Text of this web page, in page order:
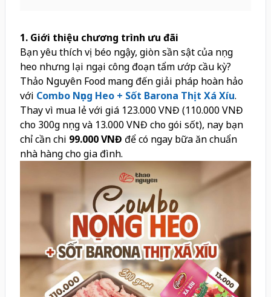
1. Giới thiệu chương trình ưu đãi
Bạn yêu thích vị béo ngậy, giòn sần sật của nọng
heo nhưng lại ngại công đoạn tẩm ướp cầu kỳ?
Thảo Nguyên Food mang đến giải pháp hoàn hảo
với Combo Nọng Heo + Sốt Barona Thịt Xá Xíu.
Thay vì mua lẻ với giá 123.000 VNĐ (110.000 VNĐ
cho 300g nọng và 13.000 VNĐ cho gói sốt), nay bạn
chỉ cần chi 99.000 VNĐ để có ngay bữa ăn chuẩn
nhà hàng cho gia đình.